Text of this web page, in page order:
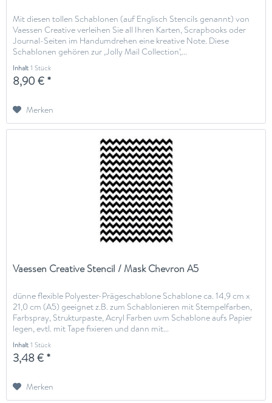
Mit diesen tollen Schablonen (auf Englisch Stencils genannt) von
Vaessen Creative verleihen Sie all Ihren Karten, Scrapbooks oder
Journal-Seiten im Handumdrehen eine kreative Note. Diese
Schablonen gehören zur ‚Jolly Mail Collection‘,...
Inhalt1 Stück
8,90 € *
Merken
Vaessen Creative Stencil / Mask Chevron A5
dünne flexible Polyester-Prägeschablone Schablone ca. 14,9 cm x
21,0 cm (A5) geeignet z.B. zum Schablonieren mit Stempelfarben,
Farbspray, Strukturpaste, Acryl Farben uvm Schablone aufs Papier
legen, evtl. mit Tape fixieren und dann mit...
Inhalt1 Stück
3,48 € *
Merken